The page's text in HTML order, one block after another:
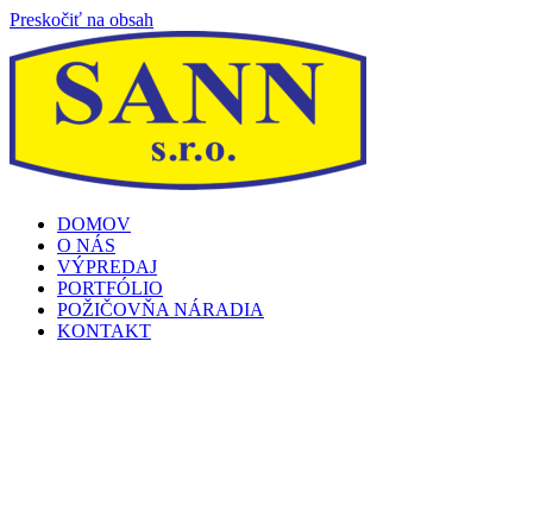
Preskočiť na obsah
DOMOV
O NÁS
VÝPREDAJ
PORTFÓLIO
POŽIČOVŇA NÁRADIA
KONTAKT